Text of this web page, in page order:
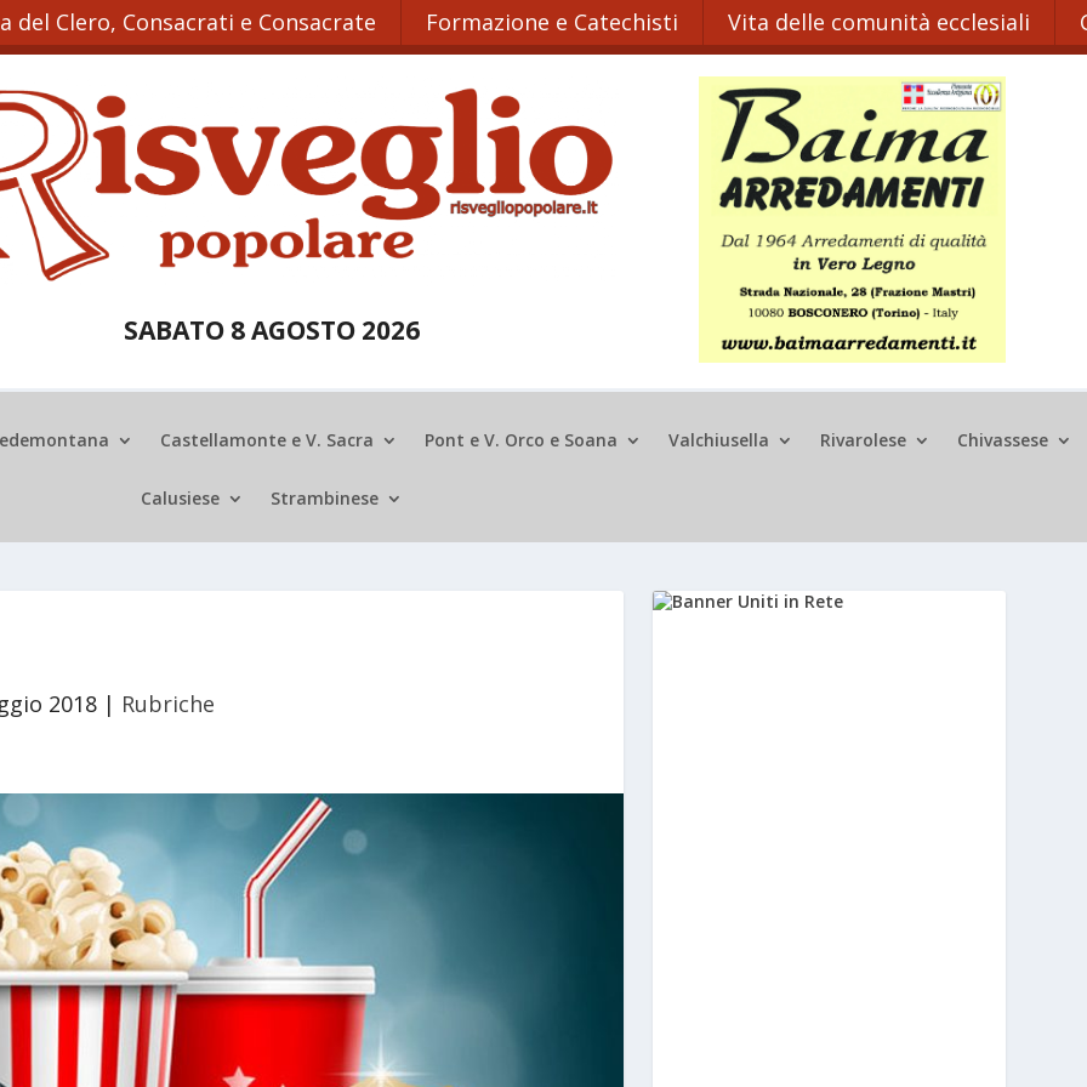
del Clero, Consacrati e Consacrate Formazione e Catechisti Vita delle comunità ecclesiali
SABATO 8 AGOSTO 2026
Castellamonte e V. Sacra Pont e V. Orco e Soana Valchiusella Rivarolese Chivassese
Calusiese Strambinese
2018 | Rubriche